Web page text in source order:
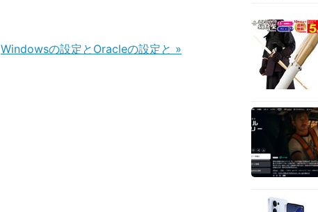
Windowsの設定とOracleの設定と »